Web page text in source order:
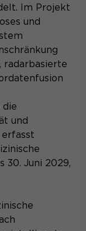
Im Projekt
und
radarbasierte
die
und
erfasst
30. Juni 2029,
Identifikation
den Besuch.